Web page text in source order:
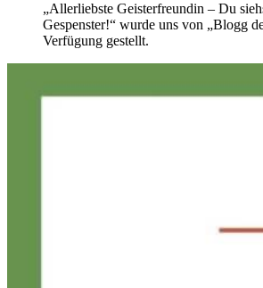
„Allerliebste Geisterfreundin – Du
Gespenster!“ wurde uns von „Blogg
Verfügung gestellt.